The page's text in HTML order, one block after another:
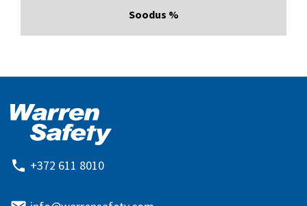
Soodus %
+372 611 8010